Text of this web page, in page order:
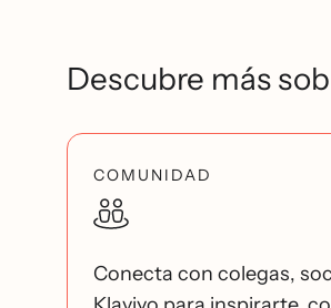
Descubre más
COMUNIDAD
Conecta con colegas,